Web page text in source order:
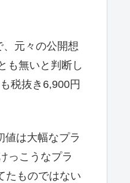
元々の公開想
も無いと判断し
税抜き6,900円
値は大幅なプラ
っこうなプラ
たものではない